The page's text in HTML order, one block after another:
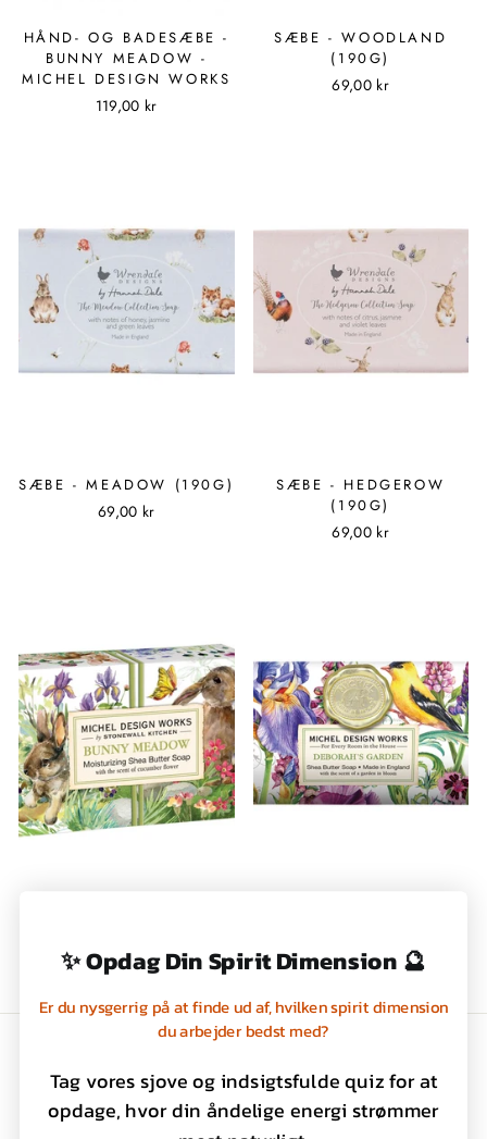
HÅND- OG BADESÆBE -
BUNNY MEADOW -
MICHEL DESIGN WORKS
119,00 kr
SÆBE - WOODLAND
(190G)
69,00 kr
SÆBE - MEADOW (190G)
69,00 kr
SÆBE - HEDGEROW
(190G)
69,00 kr
MICHEL DESIGN WORKS
69,00 kr
MICHEL DESIGN WORKS
Privatlivspolitik
Kontakt os
✨ Opdag Din Spirit Dimension 🔮
Er du nysgerrig på at finde ud af, hvilken spirit dimension
du arbejder bedst med?
Tag vores sjove og indsigtsfulde quiz for at
opdage, hvor din åndelige energi strømmer